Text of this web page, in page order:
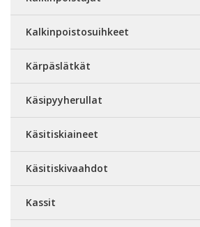
Kalkinpoistosuihkeet
Kärpäslätkät
Käsipyyherullat
Käsitiskiaineet
Käsitiskivaahdot
Kassit